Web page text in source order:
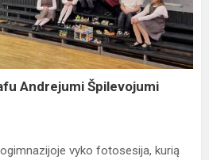
Andrejumi Špilevojumi
vyko fotosesija, kurią